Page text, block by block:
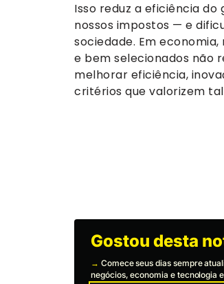
Isso reduz a eficiência
nossos impostos — e
sociedade. Em
e bem selecionados não
melhorar eficiência,
critérios que valorizem
Gostou desta
→ Comece seus dias sempre
negócios, economia e tecnologia